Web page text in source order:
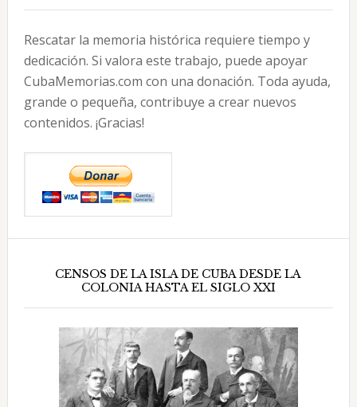
Rescatar la memoria histórica requiere tiempo y
dedicación. Si valora este trabajo, puede apoyar
CubaMemorias.com con una donación. Toda ayuda,
grande o pequeña, contribuye a crear nuevos
contenidos. ¡Gracias!
CENSOS DE LA ISLA DE CUBA DESDE LA
COLONIA HASTA EL SIGLO XXI